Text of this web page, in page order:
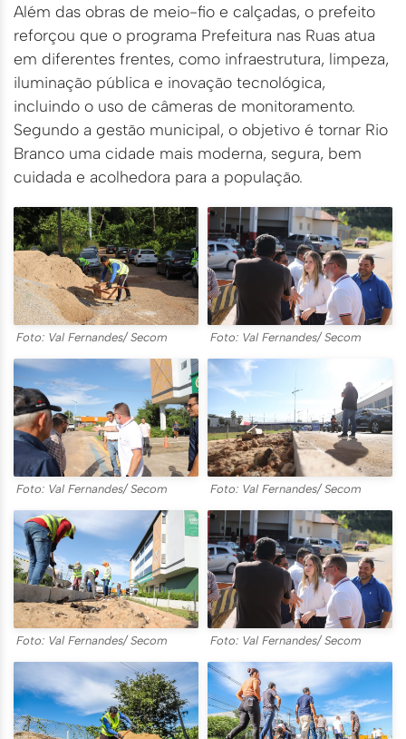
Além das obras de meio-fio e calçadas, o prefeito
reforçou que o programa Prefeitura nas Ruas atua
em diferentes frentes, como infraestrutura, limpeza,
iluminação pública e inovação tecnológica,
incluindo o uso de câmeras de monitoramento.
Segundo a gestão municipal, o objetivo é tornar Rio
Branco uma cidade mais moderna, segura, bem
cuidada e acolhedora para a população.
Foto: Val Fernandes/ Secom Foto: Val Fernandes/ Secom
Foto: Val Fernandes/ Secom Foto: Val Fernandes/ Secom
Foto: Val Fernandes/ Secom Foto: Val Fernandes/ Secom